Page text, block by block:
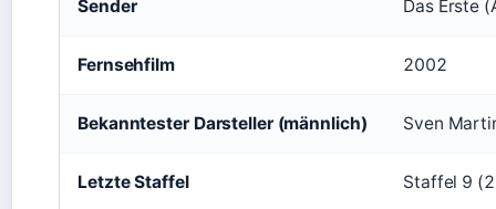
Sender Das Erste
Fernsehfilm 2002
Bekanntester Darsteller (männlich) Sven
Letzte Staffel Staffel 9